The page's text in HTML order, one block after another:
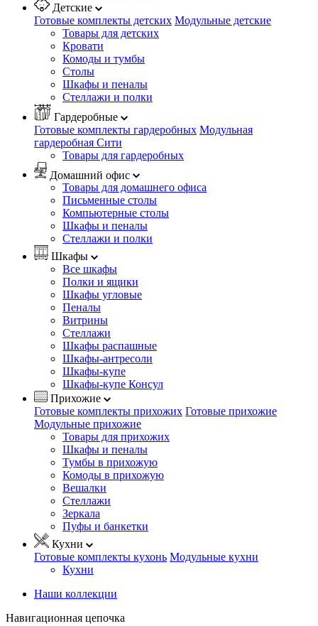
Детские
Готовые комплекты детских Модульные детские
Товары для детских
Кровати
Комоды и тумбы
Столы
Шкафы и пеналы
Стеллажи и полки
Гардеробные
Готовые комплекты гардеробных Модульная
гардеробная Сити
Товары для гардеробных
Домашний офис
Товары для домашнего офиса
Письменные столы
Компьютерные столы
Шкафы и пеналы
Стеллажи и полки
Шкафы
Все шкафы
Полки и ящики
Шкафы угловые
Пеналы
Витрины
Стеллажи
Шкафы распашные
Шкафы-антресоли
Шкафы-купе
Шкафы-купе Консул
Прихожие
Готовые комплекты прихожих Готовые прихожие
Модульные прихожие
Товары для прихожих
Шкафы и пеналы
Тумбы в прихожую
Комоды в прихожую
Вешалки
Стеллажи
Зеркала
Пуфы и банкетки
Кухни
Готовые комплекты кухонь Модульные кухни
Кухни
Наши коллекции
Навигационная цепочка